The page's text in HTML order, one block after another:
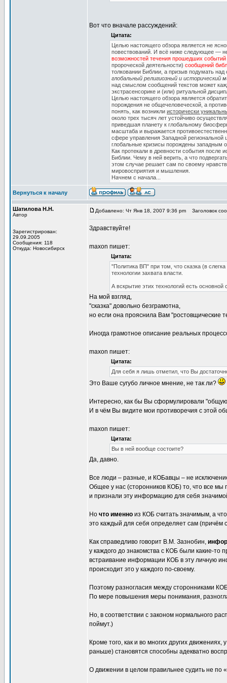
Вот что вначале рассуждений:
Цитата:
Целью настоящего обзора является не
повествований. И всё ниже следующее —
возможностей течения прошедших
пророческой деятельности) сообщений
толковании Библии, а призыв подумать
глобальный религиозный и исторический
над смыслом сообщений текстов может
экстрасенсорике и (или) ритуальной
Целью настоящего обзора является
порождения не общечеловеческой, а
понять, как возникли исторически
около трех тысяч лет устойчиво
приведшая планету к глобальному
масштаба и выражается
сфере управления Западной региональной
глобальные кризисы порождены западным
Как протекали в древности события после
Библии. Чему в ней верить, а что
этом случае решает сам по своему
мировосприятия и мышления.
Начнем с начала...
Вернуться к началу
Шатилова Н.Н.
Автор
Зарегистрирован:
29.09.2005
Сообщения: 118
Откуда: Новосибирск
Добавлено: Чт Янв 18, 2007 9:36 pm Заголовок
Здравствуйте!
maxon пишет:
Цитата:
"Политика ВП" при том, что сказка (в
технологии захвата власти.
А вскрытие этих технологий есть
На мой взгляд,
"сказка" довольно безграмотна,
но если она прояснила Вам "ростовщические
Иногда грамотное описание реальных
maxon пишет:
Цитата:
Для себя я лишь отметил, что Вы
Это Ваше сугубо личное мнение, не так ли?
Интересно, как бы Вы сформулировали
И в чём Вы видите мои противоречия с этой
maxon пишет:
Цитата:
Вы в ней вообще состоите?
Да, давно.
Все люди – разные, и КОБавцы – не
Общее у нас (сторонников КОБ) то, что все
и признали эту информацию для себя
Но что именно из КОБ считать значимым, а
это каждый для себя определяет сам (причём
Как справедливо говорит В.М. Зазнобин,
у каждого до знакомства с КОБ были какие-
встраивание информации КОБ в эту личную
происходит это у каждого по-своему.
Поэтому разногласия между сторонниками
По мере повышения меры понимания,
Но, в соответствии с законом нормального
поймут.)
Кроме того, как и во многих других
раньше) становятся способны адекватно
О движении в целом правильнее судить не по